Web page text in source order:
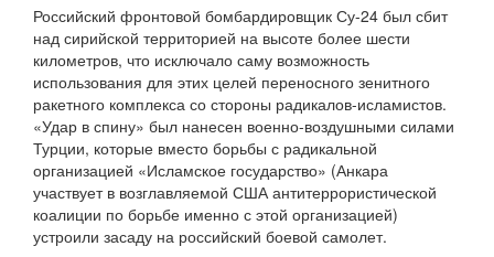
Российский фронтовой бомбардировщик Су-24 был сбит
над сирийской территорией на высоте более шести
километров, что исключало саму возможность
использования для этих целей переносного зенитного
ракетного комплекса со стороны радикалов-исламистов.
«Удар в спину» был нанесен военно-воздушными силами
Турции, которые вместо борьбы с радикальной
организацией «Исламское государство» (Анкара
участвует в возглавляемой США антитеррористической
коалиции по борьбе именно с этой организацией)
устроили засаду на российский боевой самолет.